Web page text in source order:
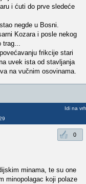
i ćuti do prve sledeće
negde u Bosni.
Kozara i posle nekog
trag...
frikcije stari
uvek ista od stavljanja
na vučnim osovinama.
Idi na vrh
0
minama, te su one
minopolagac koji polaze